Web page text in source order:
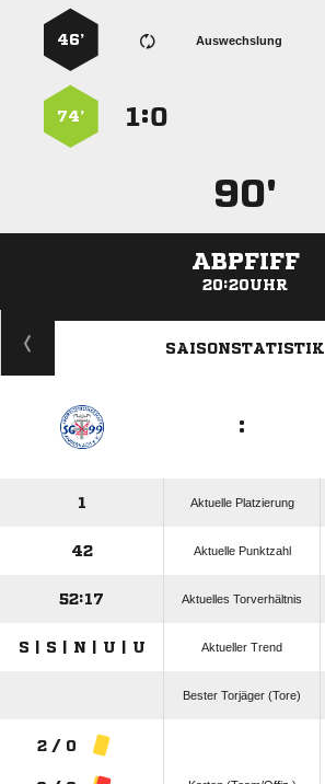
Auswechslung
46’
:
74’
90'
ABPFIFF
20:20UHR
ANZEIGE
SAISONSTATISTIK
:
1 Aktuelle Platzierung
42 Aktuelle Punktzahl
52:17 Aktuelles Torverhältnis
S | S | N | U | U Aktueller Trend
Bester Torjäger (Tore)
2 / 0